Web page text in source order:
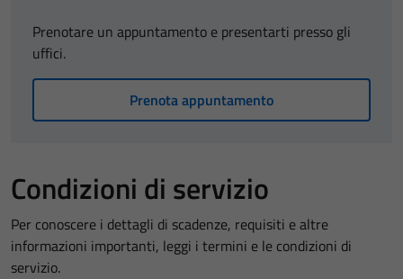
Prenotare un appuntamento e presentarti presso gli
uffici.
Prenota appuntamento
Condizioni di servizio
Per conoscere i dettagli di scadenze, requisiti e altre
informazioni importanti, leggi i termini e le condizioni di
servizio.